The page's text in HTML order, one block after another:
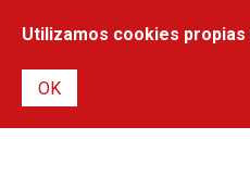
Utilizamos cookies